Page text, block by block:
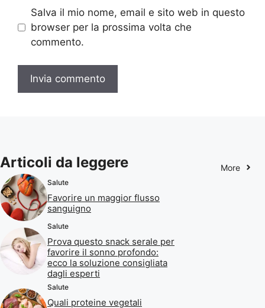
Salva il mio nome, email e sito web in questo
browser per la prossima volta che
commento.
Articoli da leggere More
Salute
Favorire un maggior flusso
sanguigno
Salute
Prova questo snack serale per
favorire il sonno profondo:
ecco la soluzione consigliata
dagli esperti
Salute
Quali proteine vegetali